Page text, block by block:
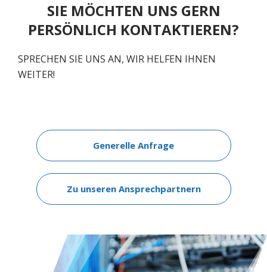
SIE MÖCHTEN UNS GERN
PERSÖNLICH KONTAKTIEREN?
SPRECHEN SIE UNS AN, WIR HELFEN IHNEN
WEITER!
Generelle Anfrage
Zu unseren Ansprechpartnern